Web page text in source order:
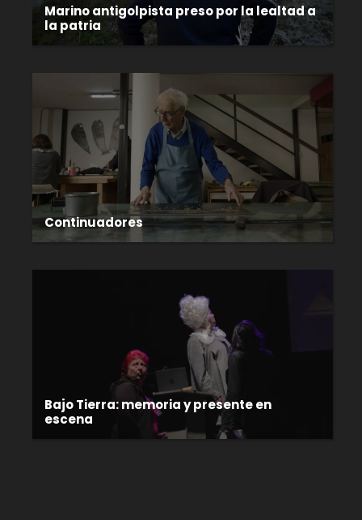
Marino antigolpista preso por la lealtad a
la patria
Continuadores
Bajo Tierra: memoria y presente en
escena